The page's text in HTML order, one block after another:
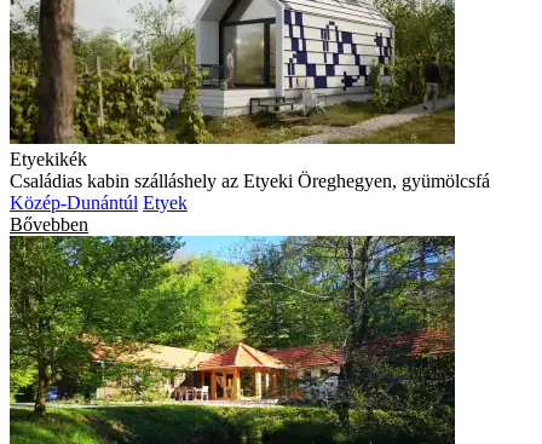
Etyekikék
Családias kabin szálláshely az Etyeki Öreghegyen, gyümölcsfá
Közép-Dunántúl Etyek
Bővebben